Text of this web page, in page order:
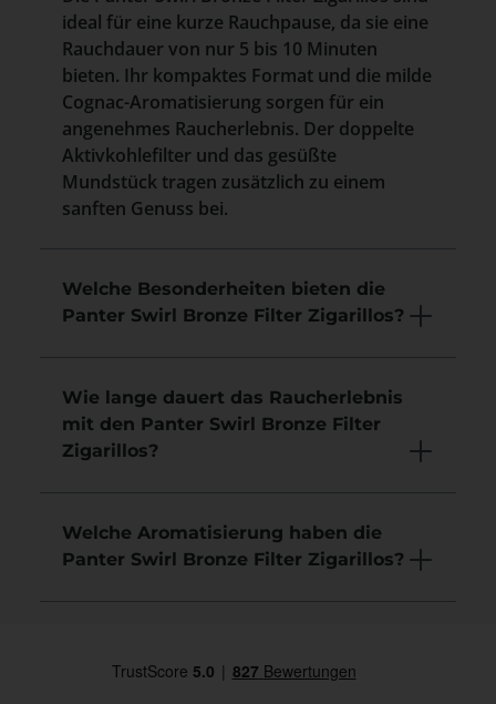
ideal für eine kurze Rauchpause, da sie eine
Rauchdauer von nur 5 bis 10 Minuten
bieten. Ihr kompaktes Format und die milde
Cognac-Aromatisierung sorgen für ein
angenehmes Raucherlebnis. Der doppelte
Aktivkohlefilter und das gesüßte
Mundstück tragen zusätzlich zu einem
sanften Genuss bei.
Welche Besonderheiten bieten die
Panter Swirl Bronze Filter Zigarillos?
Wie lange dauert das Raucherlebnis
mit den Panter Swirl Bronze Filter
Zigarillos?
Welche Aromatisierung haben die
Panter Swirl Bronze Filter Zigarillos?